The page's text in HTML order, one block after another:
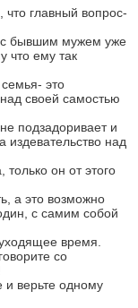
главный вопрос-
с бывшим мужем уже
что ему так
это
своей самостью
подзадоривает и
издевательство над
он от этого
а это возможно
с самим собой
время.
со
верьте одному